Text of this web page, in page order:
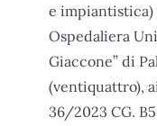
e impiantistica)
Ospedaliera
Giaccone” di
(ventiquattro),
36/2023 CG.